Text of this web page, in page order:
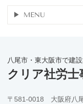
MENU
八尾市・東大阪市で建
クリア社労士
〒581-0018 大阪府八